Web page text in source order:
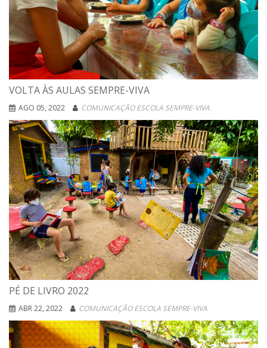
VOLTA ÀS AULAS SEMPRE-VIVA
AGO 05, 2022 COMUNICAÇÃO ESCOLA SEMPRE-VIVA
PÉ DE LIVRO 2022
ABR 22, 2022 COMUNICAÇÃO ESCOLA SEMPRE-VIVA